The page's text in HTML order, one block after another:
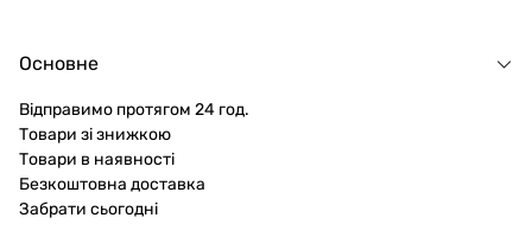
Основне
Відправимо протягом 24 год.
Товари зі знижкою
Товари в наявності
Безкоштовна доставка
Забрати сьогодні